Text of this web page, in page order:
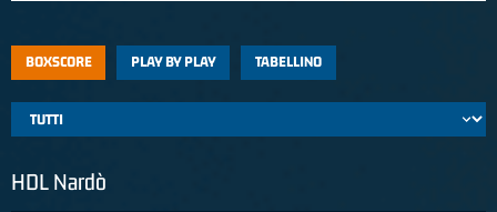
BOXSCORE PLAY BY PLAY TABELLINO
HDL Nardò